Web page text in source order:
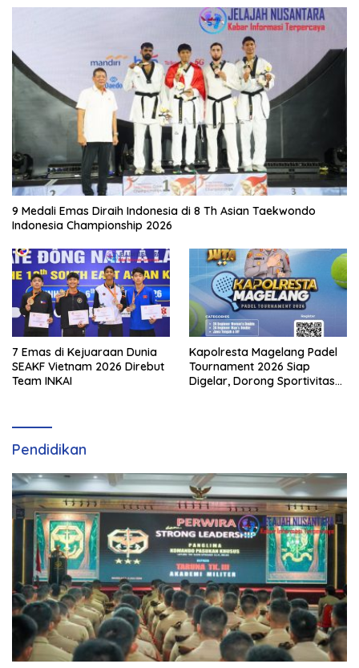
9 Medali Emas Diraih Indonesia di 8 Th Asian Taekwondo
Indonesia Championship 2026
7 Emas di Kejuaraan Dunia
SEAKF Vietnam 2026 Direbut
Team INKAI
Kapolresta Magelang Padel
Tournament 2026 Siap
Digelar, Dorong Sportivitas
Pendidikan